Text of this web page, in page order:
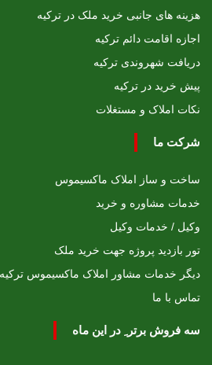
هزینه های جانبی خرید ملک در ترکیه
اجازه اقامت دائم ترکیه
دریافت شهروندی ترکیه
پیش خرید در ترکیه
نکات املاک و مستغلات
شرکت ما
ساخت و ساز املاک ماکسیموس
خدمات مشاوره و خرید
وکیل / خدمات وکیل
تور بازدید پروژه جهت خرید ملک
دیگر خدمات مشاور املاک ماکسیموس ترکیه
تماس با ما
سه فروش برتر ِ در این ماه